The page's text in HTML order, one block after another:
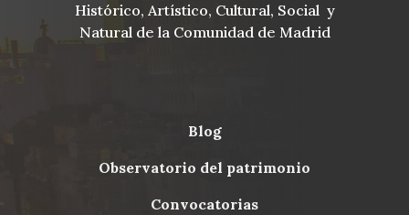
Histórico, Artístico, Cultural, Social y
Natural de la Comunidad de Madrid
Menu
blog
observatorio del patrimonio
convocatorias